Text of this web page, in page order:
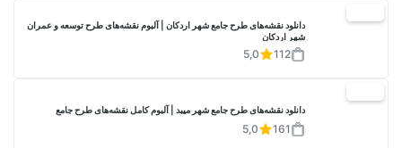
دانلود نقشه‌های طرح جامع شهر اردکان | آلبوم نقشه‌های طرح توسعه و عمران
شهر اردکان
112
5,0
دانلود نقشه‌های طرح جامع شهر میبد | آلبوم کامل نقشه‌های طرح جامع
161
5,0